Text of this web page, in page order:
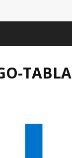
TABLA